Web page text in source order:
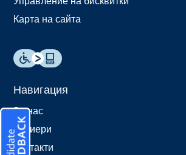
Карта на сайта
Навигация
За нас
Кариери
Контакти